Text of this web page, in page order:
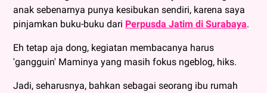
anak sebenarnya punya kesibukan sendiri, karena saya
pinjamkan buku-buku dari Perpusda Jatim di Surabaya.
Eh tetap aja dong, kegiatan membacanya harus
'gangguin' Maminya yang masih fokus ngeblog, hiks.
Jadi, seharusnya, bahkan sebagai seorang ibu rumah